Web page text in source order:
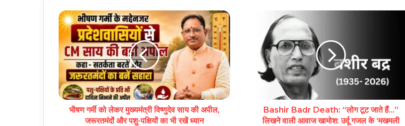
भीषण गर्मी को लेकर मुख्यमंत्री विष्णुदेव साय की अपील,
जरूरतमंदों और पशु-पक्षियों का भी रखें ध्यान
Bashir Badr Death: “लोग टूट जाते हैं…”
लिखने वाली आवाज खामोश: उर्दू गजल के ‘मखमली